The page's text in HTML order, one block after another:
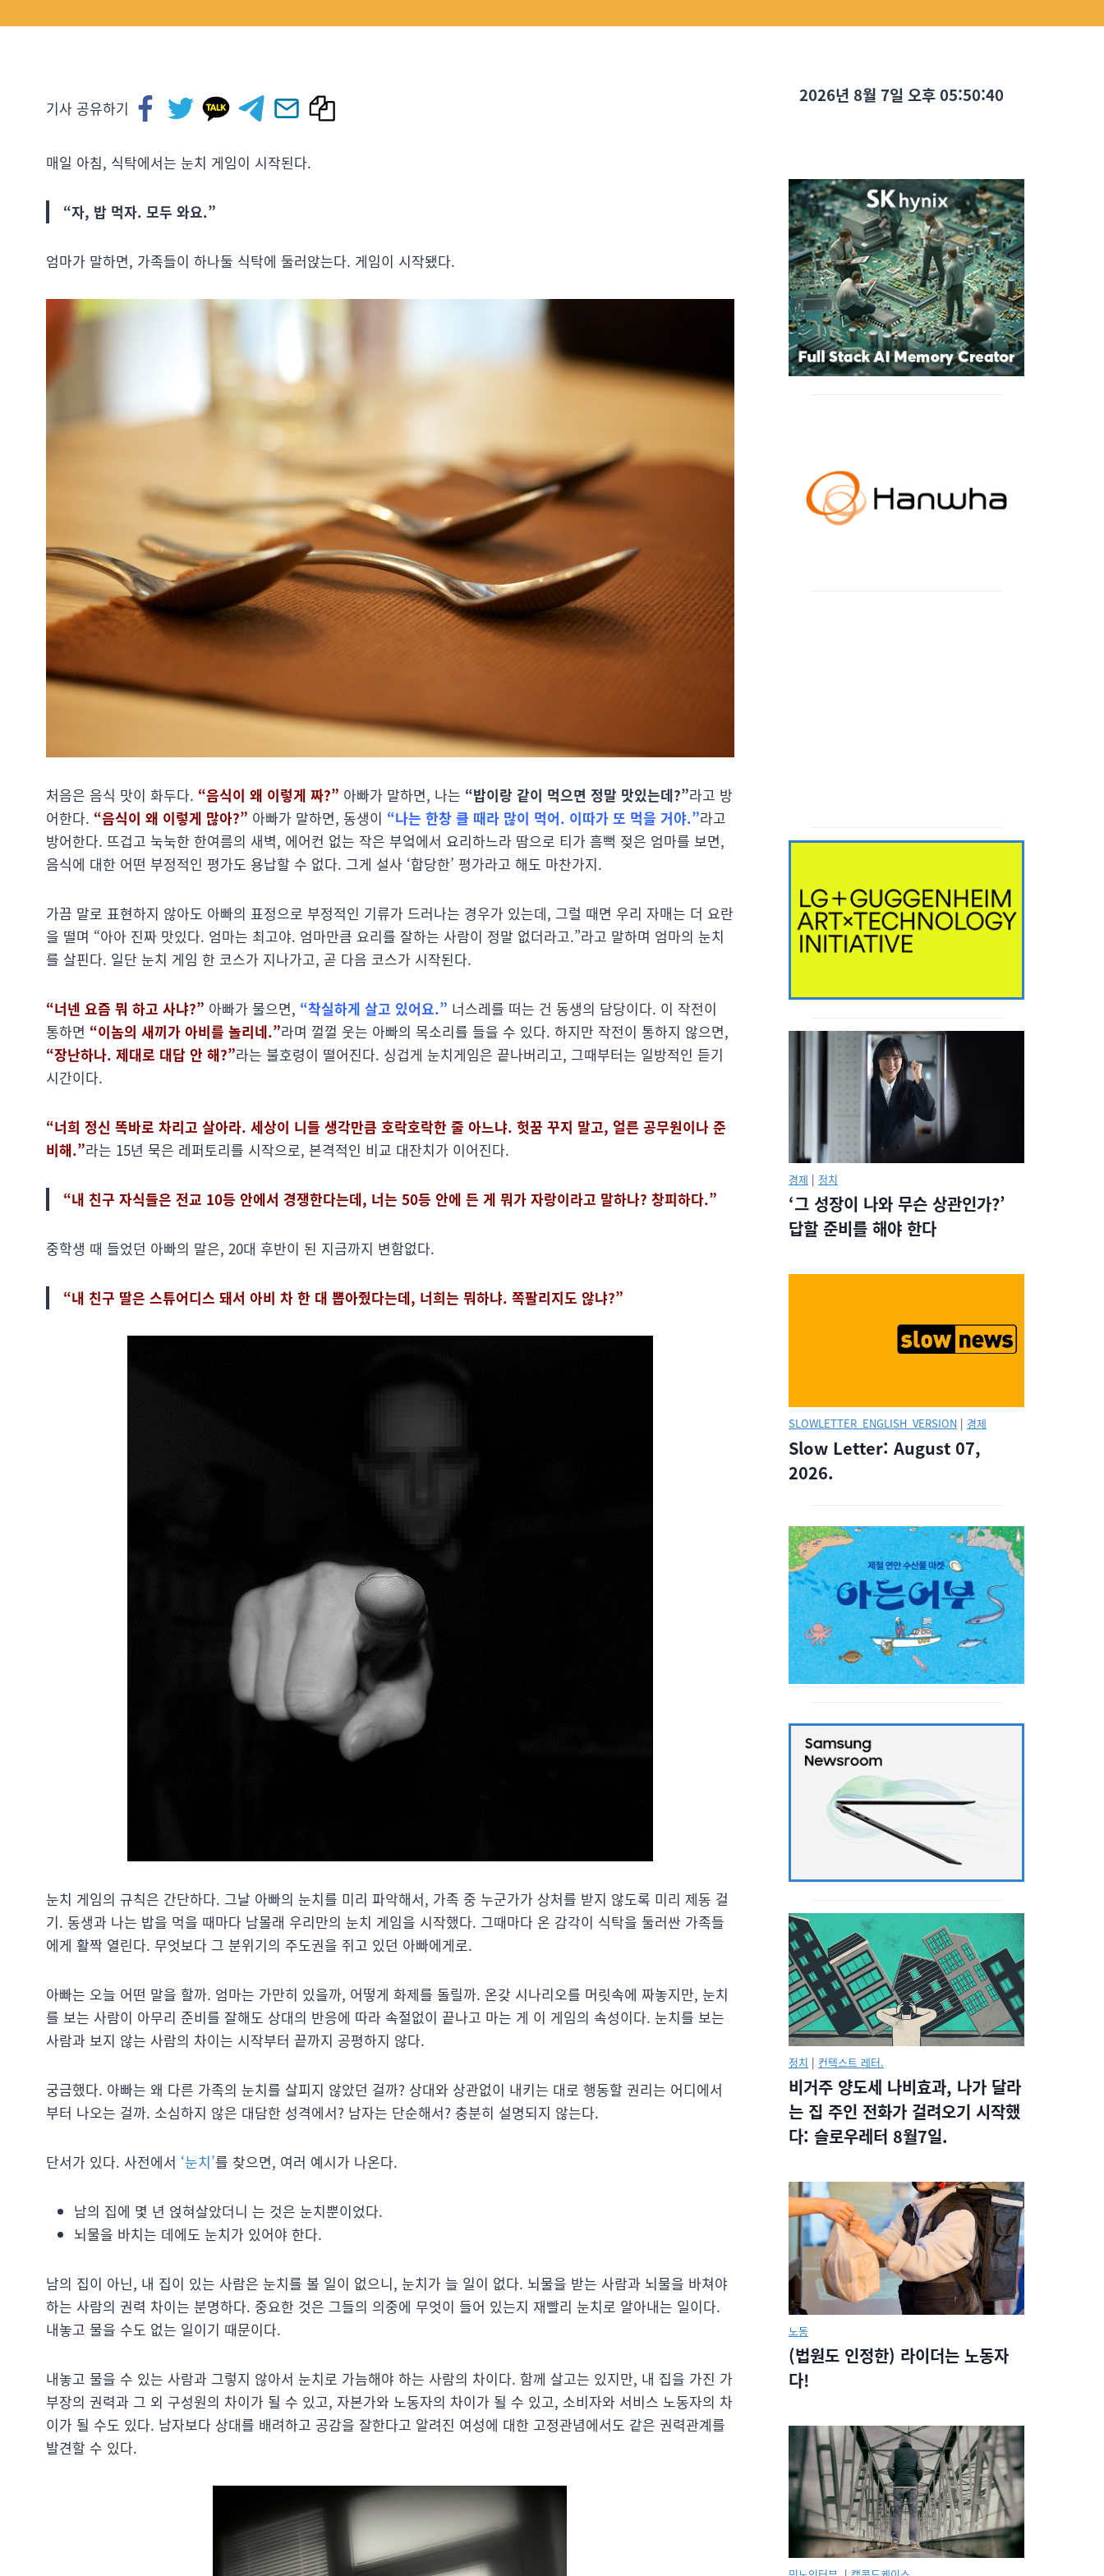
기사 공유하기
매일 아침, 식탁에서는 눈치 게임이 시작된다.
“자, 밥 먹자. 모두 와요.”
엄마가 말하면, 가족들이 하나둘 식탁에 둘러앉는다. 게임이 시작됐다.
처음은 음식 맛이 화두다. “음식이 왜 이렇게 짜?” 아빠가 말하면, 나는 “밥이랑 같이 먹으면 정말 맛있는데?”라고 방
어한다. “음식이 왜 이렇게 많아?” 아빠가 말하면, 동생이 “나는 한창 클 때라 많이 먹어. 이따가 또 먹을 거야.”라고
방어한다. 뜨겁고 눅눅한 한여름의 새벽, 에어컨 없는 작은 부엌에서 요리하느라 땀으로 티가 흠뻑 젖은 엄마를 보면,
음식에 대한 어떤 부정적인 평가도 용납할 수 없다. 그게 설사 ‘합당한’ 평가라고 해도 마찬가지.
가끔 말로 표현하지 않아도 아빠의 표정으로 부정적인 기류가 드러나는 경우가 있는데, 그럴 때면 우리 자매는 더 요란
을 떨며 “아아 진짜 맛있다. 엄마는 최고야. 엄마만큼 요리를 잘하는 사람이 정말 없더라고.”라고 말하며 엄마의 눈치
를 살핀다. 일단 눈치 게임 한 코스가 지나가고, 곧 다음 코스가 시작된다.
“너넨 요즘 뭐 하고 사냐?” 아빠가 물으면, “착실하게 살고 있어요.” 너스레를 떠는 건 동생의 담당이다. 이 작전이
통하면 “이놈의 새끼가 아비를 놀리네.”라며 껄껄 웃는 아빠의 목소리를 들을 수 있다. 하지만 작전이 통하지 않으면,
“장난하나. 제대로 대답 안 해?”라는 불호령이 떨어진다. 싱겁게 눈치게임은 끝나버리고, 그때부터는 일방적인 듣기
시간이다.
“너희 정신 똑바로 차리고 살아라. 세상이 니들 생각만큼 호락호락한 줄 아느냐. 헛꿈 꾸지 말고, 얼른 공무원이나 준
비해.”라는 15년 묵은 레퍼토리를 시작으로, 본격적인 비교 대잔치가 이어진다.
“내 친구 자식들은 전교 10등 안에서 경쟁한다는데, 너는 50등 안에 든 게 뭐가 자랑이라고 말하나? 창피하다.”
중학생 때 들었던 아빠의 말은, 20대 후반이 된 지금까지 변함없다.
“내 친구 딸은 스튜어디스 돼서 아비 차 한 대 뽑아줬다는데, 너희는 뭐하냐. 쪽팔리지도 않냐?”
눈치 게임의 규칙은 간단하다. 그날 아빠의 눈치를 미리 파악해서, 가족 중 누군가가 상처를 받지 않도록 미리 제동 걸
기. 동생과 나는 밥을 먹을 때마다 남몰래 우리만의 눈치 게임을 시작했다. 그때마다 온 감각이 식탁을 둘러싼 가족들
에게 활짝 열린다. 무엇보다 그 분위기의 주도권을 쥐고 있던 아빠에게로.
아빠는 오늘 어떤 말을 할까. 엄마는 가만히 있을까, 어떻게 화제를 돌릴까. 온갖 시나리오를 머릿속에 짜놓지만, 눈치
를 보는 사람이 아무리 준비를 잘해도 상대의 반응에 따라 속절없이 끝나고 마는 게 이 게임의 속성이다. 눈치를 보는
사람과 보지 않는 사람의 차이는 시작부터 끝까지 공평하지 않다.
궁금했다. 아빠는 왜 다른 가족의 눈치를 살피지 않았던 걸까? 상대와 상관없이 내키는 대로 행동할 권리는 어디에서
부터 나오는 걸까. 소심하지 않은 대담한 성격에서? 남자는 단순해서? 충분히 설명되지 않는다.
단서가 있다. 사전에서 ‘눈치’를 찾으면, 여러 예시가 나온다.
남의 집에 몇 년 얹혀살았더니 는 것은 눈치뿐이었다.
뇌물을 바치는 데에도 눈치가 있어야 한다.
남의 집이 아닌, 내 집이 있는 사람은 눈치를 볼 일이 없으니, 눈치가 늘 일이 없다. 뇌물을 받는 사람과 뇌물을 바쳐야
하는 사람의 권력 차이는 분명하다. 중요한 것은 그들의 의중에 무엇이 들어 있는지 재빨리 눈치로 알아내는 일이다.
내놓고 물을 수도 없는 일이기 때문이다.
내놓고 물을 수 있는 사람과 그렇지 않아서 눈치로 가늠해야 하는 사람의 차이다. 함께 살고는 있지만, 내 집을 가진 가
부장의 권력과 그 외 구성원의 차이가 될 수 있고, 자본가와 노동자의 차이가 될 수 있고, 소비자와 서비스 노동자의 차
이가 될 수도 있다. 남자보다 상대를 배려하고 공감을 잘한다고 알려진 여성에 대한 고정관념에서도 같은 권력관계를
발견할 수 있다.
2026년 8월 7일 오후 05:50:41
경제 | 정치
‘그 성장이 나와 무슨 상관인가?’
답할 준비를 해야 한다
SLOWLETTER_ENGLISH_VERSION | 경제
Slow Letter: August 07,
2026.
정치 | 컨텍스트 레터.
비거주 양도세 나비효과, 나가 달라
는 집 주인 전화가 걸려오기 시작했
다: 슬로우레터 8월7일.
노동
(법원도 인정한) 라이더는 노동자
다!